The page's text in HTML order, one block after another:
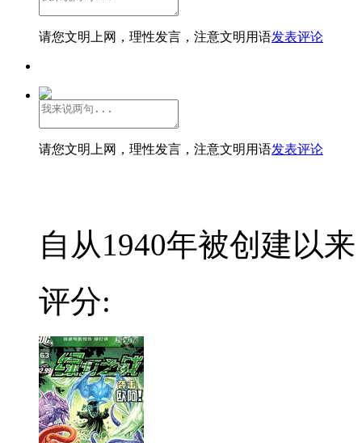
请您文明上网，理性发言，注意文明用语发表评论
请您文明上网，理性发言，注意文明用语发表评论
自从1940年被创建以
评分: